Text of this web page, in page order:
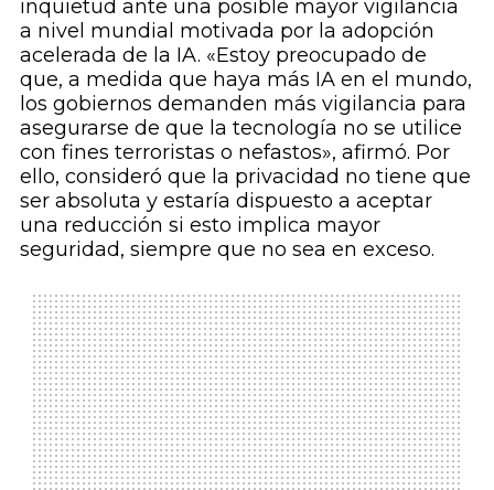
inquietud ante una posible mayor vigilancia
a nivel mundial motivada por la adopción
acelerada de la IA. «Estoy preocupado de
que, a medida que haya más IA en el mundo,
los gobiernos demanden más vigilancia para
asegurarse de que la tecnología no se utilice
con fines terroristas o nefastos», afirmó. Por
ello, consideró que la privacidad no tiene que
ser absoluta y estaría dispuesto a aceptar
una reducción si esto implica mayor
seguridad, siempre que no sea en exceso.